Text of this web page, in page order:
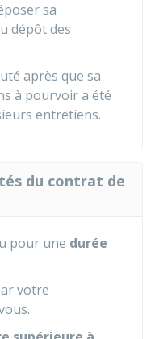
sa
dépôt des
après que sa
à pourvoir a été
entretiens.
du contrat de
pour une durée
votre